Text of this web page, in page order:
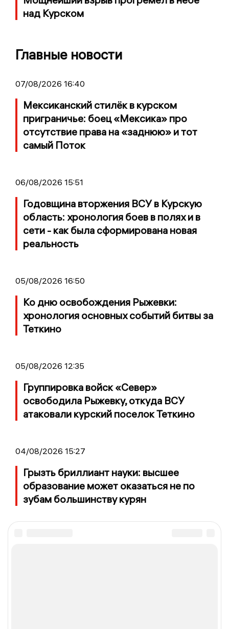
над Курском
Главные новости
07/08/2026 16:40
Мексиканский стилёк в курском
приграничье: боец «Мексика» про
отсутствие права на «заднюю» и тот
самый Поток
06/08/2026 15:51
Годовщина вторжения ВСУ в Курскую
область: хронология боев в полях и в
сети - как была сформирована новая
реальность
05/08/2026 16:50
Ко дню освобождения Рыжевки:
хронология основных событий битвы за
Теткино
05/08/2026 12:35
Группировка войск «Север»
освободила Рыжевку, откуда ВСУ
атаковали курский поселок Теткино
04/08/2026 15:27
Грызть бриллиант науки: высшее
образование может оказаться не по
зубам большинству курян